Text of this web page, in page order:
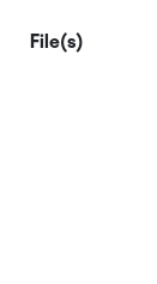
File(s)